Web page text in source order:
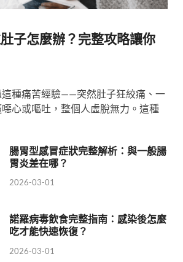
子怎麼辦？完整攻略讓你
種痛苦經驗——突然肚子狂絞痛、一
心或嘔吐，整個人虛脫無力。這種
腸胃型感冒症狀完整解析：與一般腸
胃炎差在哪？
2026-03-01
諾羅病毒飲食完整指南：感染後怎麼
吃才能快速恢復？
2026-03-01